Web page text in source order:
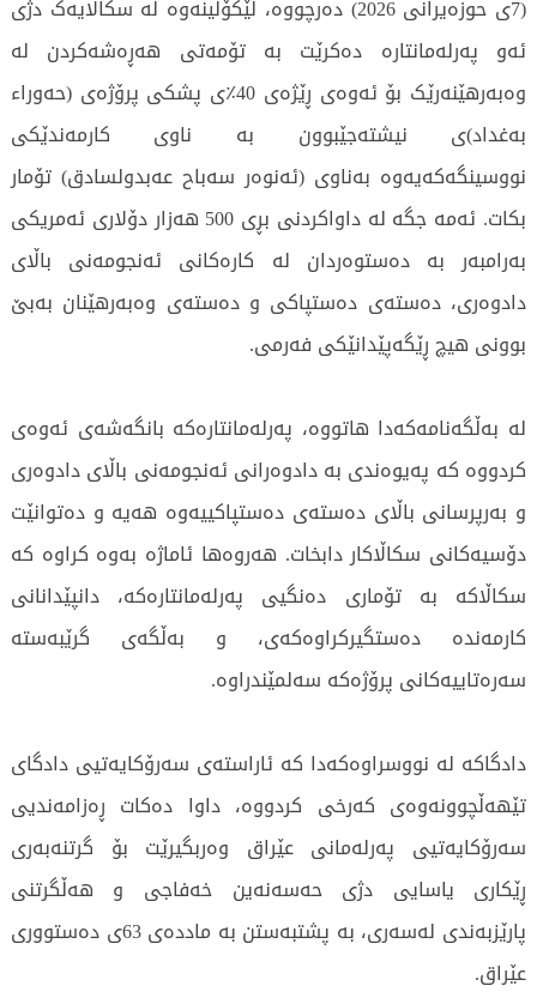
(7ی حوزەیرانی 2026) دەرچووە، لێکۆڵینەوە لە سکاڵایەک دژی
ئەو پەرلەمانتارە دەکرێت بە تۆمەتی هەڕەشەکردن لە
وەبەرهێنەرێک بۆ ئەوەی ڕێژەی 40٪ی پشکی پرۆژەی (حەوراء
بەغداد)ی نیشتەجێبوون بە ناوی کارمەندێکی
نووسینگەکەیەوە بەناوی (ئەنوەر سەباح عەبدولسادق) تۆمار
بکات. ئەمە جگە لە داواکردنی بڕی 500 هەزار دۆلاری ئەمریکی
بەرامبەر بە دەستوەردان لە کارەکانی ئەنجومەنی باڵای
دادوەری، دەستەی دەستپاکی و دەستەی وەبەرهێنان بەبێ
بوونی هیچ ڕێگەپێدانێکی فەرمی.
لە بەڵگەنامەکەدا هاتووە، پەرلەمانتارەکە بانگەشەی ئەوەی
کردووە کە پەیوەندی بە دادوەرانی ئەنجومەنی باڵای دادوەری
و بەرپرسانی باڵای دەستەی دەستپاکییەوە هەیە و دەتوانێت
دۆسیەکانی سکاڵاکار دابخات. هەروەها ئاماژە بەوە کراوە کە
سکاڵاکە بە تۆماری دەنگیی پەرلەمانتارەکە، دانپێدانانی
کارمەندە دەستگیرکراوەکەی، و بەڵگەی گرێبەستە
سەرەتاییەکانی پرۆژەکە سەلمێندراوە.
دادگاکە لە نووسراوەکەدا کە ئاراستەی سەرۆکایەتیی دادگای
تێهەڵچوونەوەی کەرخی کردووە، داوا دەکات ڕەزامەندیی
سەرۆکایەتیی پەرلەمانی عێراق وەربگیرێت بۆ گرتنەبەری
ڕێکاری یاسایی دژی حەسەنەین خەفاجی و هەڵگرتنی
پارێزبەندی لەسەری، بە پشتبەستن بە ماددەی 63ی دەستووری
عێراق.